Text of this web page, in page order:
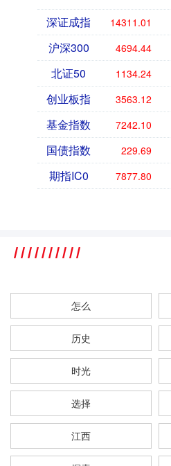
深证成指 14311.01
沪深300 4694.44
北证50 1134.24
创业板指 3563.12
基金指数 7242.10
国债指数 229.69
期指IC0 7877.80
怎么
历史
时光
选择
江西